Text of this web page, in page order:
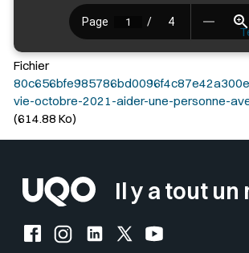
Fichier
vie-octobre-2021-aider-une-personne-
(614.88 Ko)
Il y a tout un
Facebook de l'UQO
Instagram de l'UQO
LinkedIn de l'UQO
X (Twitter) de l'UQO
YouTube de